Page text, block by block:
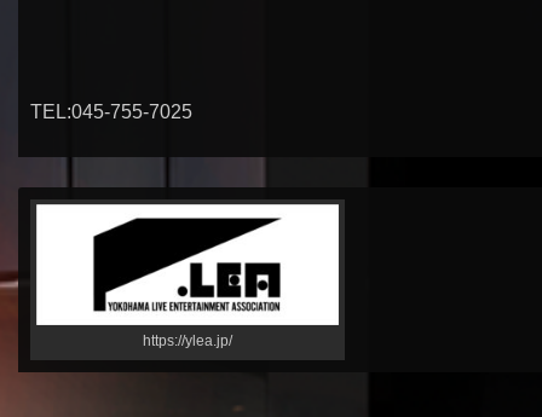
TEL:045-755-7025
https://ylea.jp/